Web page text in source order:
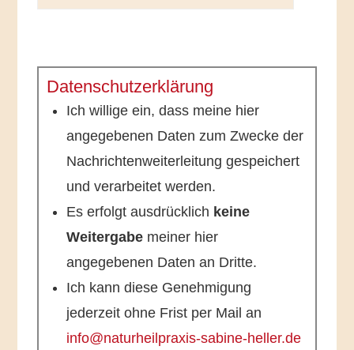
Datenschutz­erklärung
Ich willige ein, dass meine hier
angegebenen Daten zum Zwecke der
Nachrichtenweiterleitung gespeichert
und verarbeitet werden.
Es erfolgt ausdrücklich keine
Weitergabe meiner hier
angegebenen Daten an Dritte.
Ich kann diese Genehmigung
jederzeit ohne Frist per Mail an
info@naturheilpraxis-sabine-heller.de